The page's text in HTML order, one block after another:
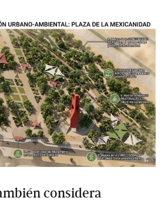
considera